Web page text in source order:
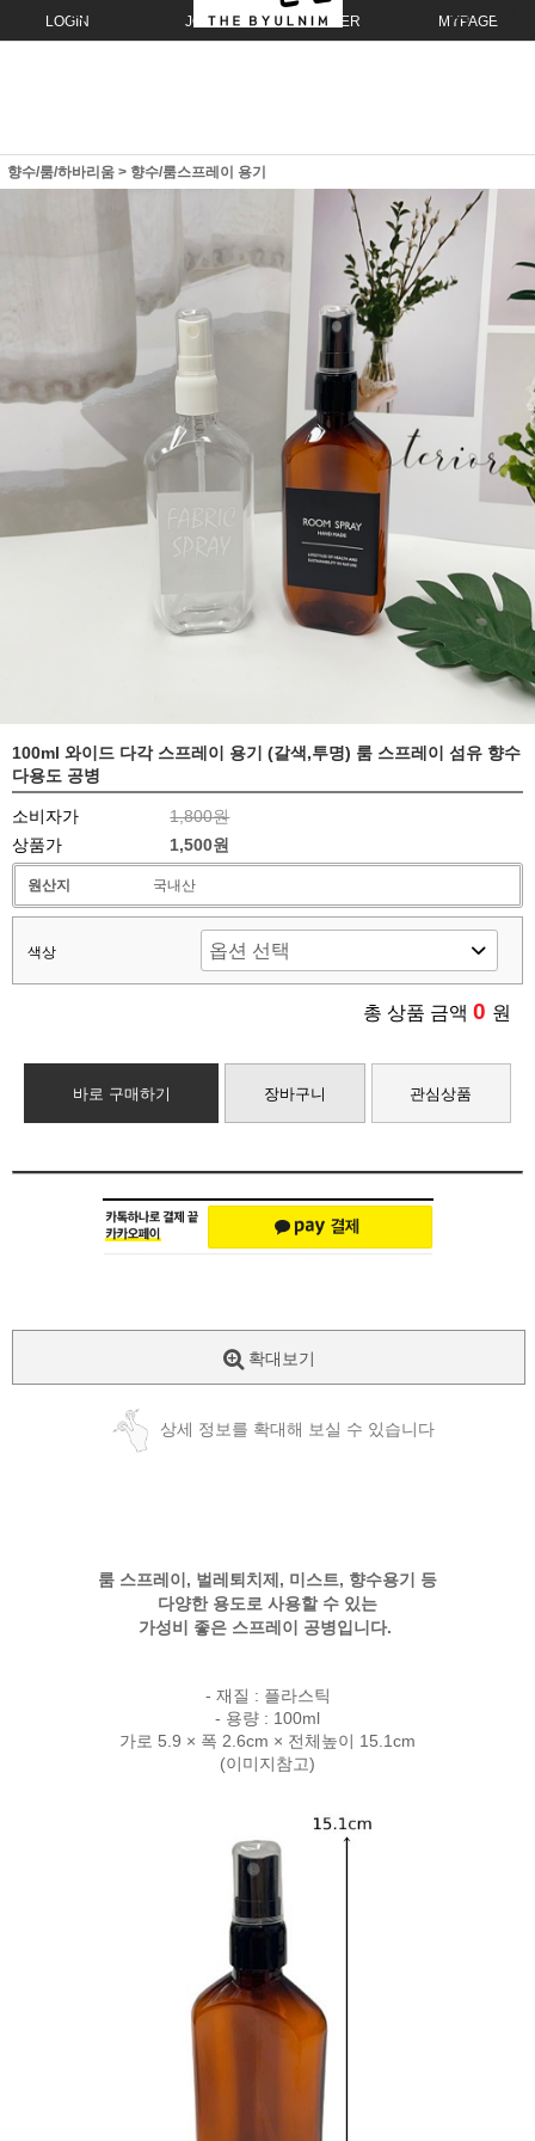
LOGIN JOIN ORDER MYPAGE
향수/룸/하바리움 > 향수/룸스프레이 용기
100ml 와이드 다각 스프레이 용기 (갈색,투명) 룸 스프레이 섬유 향수
다용도 공병
소비자가
1,800원
상품가
1,500원
원산지 국내산
색상
총 상품 금액 0 원
바로 구매하기 장바구니 관심상품
확대보기
상세 정보를 확대해 보실 수 있습니다
룸 스프레이, 벌레퇴치제, 미스트, 향수용기 등
다양한 용도로 사용할 수 있는
가성비 좋은 스프레이 공병입니다.
- 재질 : 플라스틱
- 용량 : 100ml
가로 5.9 × 폭 2.6cm × 전체높이 15.1cm
(이미지참고)